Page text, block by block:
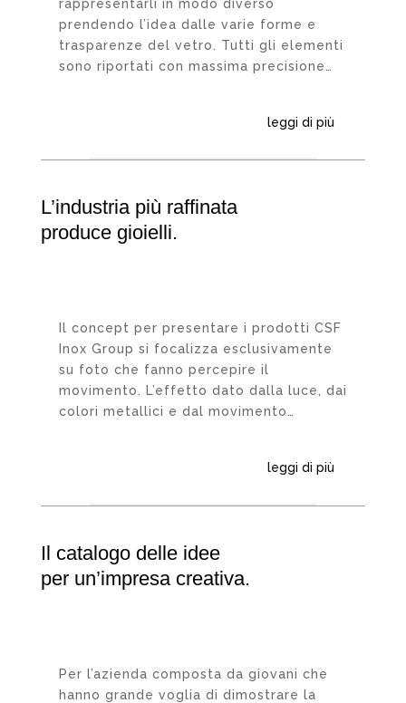
rappresentarli in modo diverso
prendendo l’idea dalle varie forme e
trasparenze del vetro. Tutti gli elementi
sono riportati con massima precisione…
leggi di più
L’industria più raffinata
produce gioielli.
Il concept per presentare i prodotti CSF
Inox Group si focalizza esclusivamente
su foto che fanno percepire il
movimento. L’effetto dato dalla luce, dai
colori metallici e dal movimento…
leggi di più
Il catalogo delle idee
per un’impresa creativa.
Per l’azienda composta da giovani che
hanno grande voglia di dimostrare la